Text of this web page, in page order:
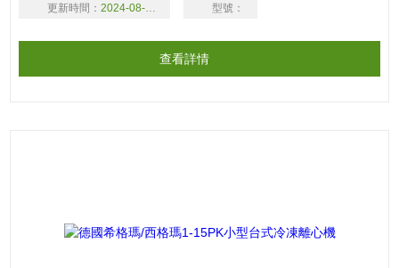
更新時間： 2024-08-16 型號：
查看詳情